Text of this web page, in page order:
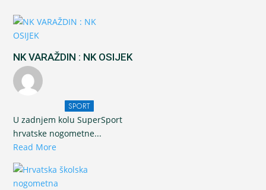
NK VARAŽDIN : NK OSIJEK
SPORT
U zadnjem kolu SuperSport
hrvatske nogometne...
Read More